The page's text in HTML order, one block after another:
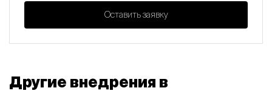
Оставить заявку
Другие внедрения в